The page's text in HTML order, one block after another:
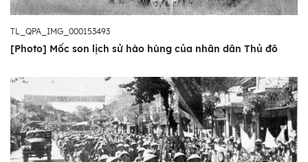
TL_QPA_IMG_000153493
[Photo] Mốc son lịch sử hào hùng của nhân dân Thủ đô